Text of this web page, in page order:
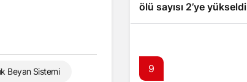
Beyan Sistemi
ölü sayısı 2’ye yükseldi
9